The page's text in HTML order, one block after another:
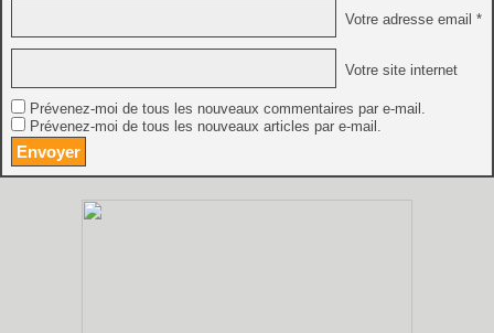
Votre adresse email *
Votre site internet
Prévenez-moi de tous les nouveaux commentaires par e-mail.
Prévenez-moi de tous les nouveaux articles par e-mail.